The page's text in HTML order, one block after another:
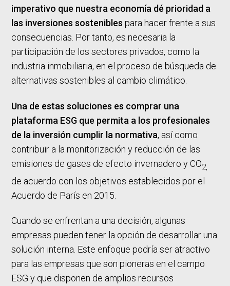
imperativo que nuestra economía dé prioridad a
las inversiones sostenibles para hacer frente a sus
consecuencias. Por tanto, es necesaria la
participación de los sectores privados, como la
industria inmobiliaria, en el proceso de búsqueda de
alternativas sostenibles al cambio climático.
Una de estas soluciones es comprar una
plataforma ESG que permita a los profesionales
de la inversión cumplir la normativa, así como
contribuir a la monitorización y reducción de las
emisiones de gases de efecto invernadero y CO2,
de acuerdo con los objetivos establecidos por el
Acuerdo de París en 2015.
Cuando se enfrentan a una decisión, algunas
empresas pueden tener la opción de desarrollar una
solución interna. Este enfoque podría ser atractivo
para las empresas que son pioneras en el campo
ESG y que disponen de amplios recursos